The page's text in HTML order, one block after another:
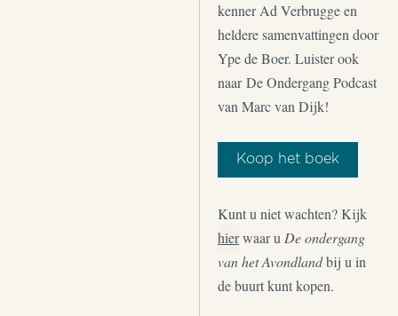
kenner Ad Verbrugge en
heldere samenvattingen door
Ype de Boer. Luister ook
naar De Ondergang Podcast
van Marc van Dijk!
Koop het boek
Kunt u niet wachten? Kijk
hierwaar u De ondergang
van het Avondlandbij u in
de buurt kunt kopen.